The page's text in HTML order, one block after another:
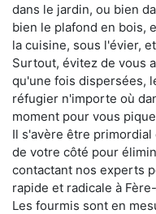
dans le jardin, ou bien
bien le plafond en bois,
la cuisine, sous l'évier,
Surtout, évitez de vous
qu'une fois dispersées,
réfugier n'importe où
moment pour vous
Il s'avère être
de votre côté pour
contactant nos experts
rapide et radicale à
Les fourmis sont en